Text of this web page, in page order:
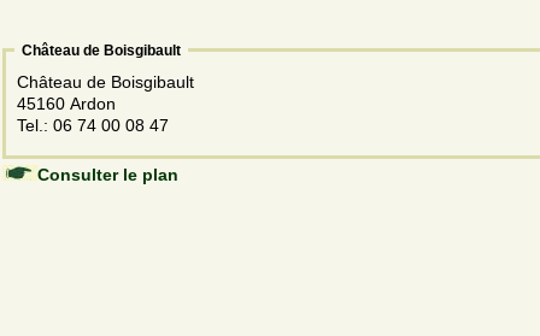
Château de Boisgibault
Château de Boisgibault
45160 Ardon
Tel.: 06 74 00 08 47
Consulter le plan